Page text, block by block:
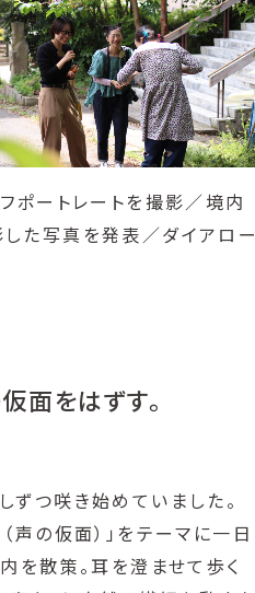
ポートレートを撮影／境内
た写真を発表／ダイアロー
をはずす。
ずつ咲き始めていました。
声の仮面）」をテーマに一日
を散策。耳を澄ませて歩く